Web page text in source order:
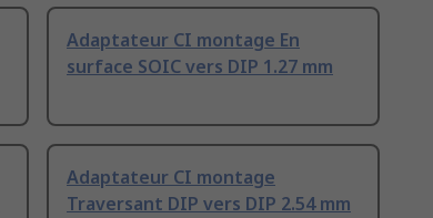
Adaptateur CI montage En
surface SOIC vers DIP 1.27 mm
Adaptateur CI montage
Traversant DIP vers DIP 2.54 mm